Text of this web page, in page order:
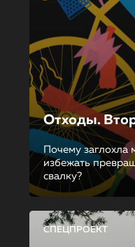
Отходы.
Почему заглохла
избежать
свалку?
СПЕЦПРОЕКТ